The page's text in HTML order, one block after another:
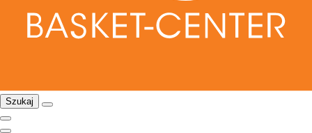
Szukaj